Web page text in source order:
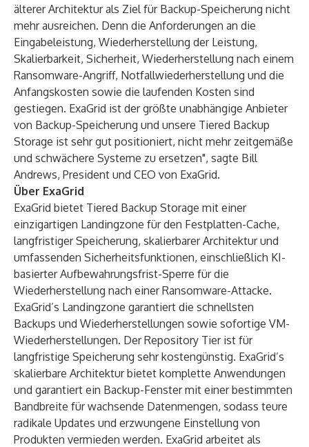
älterer Architektur als Ziel für Backup-Speicherung nicht
mehr ausreichen. Denn die Anforderungen an die
Eingabeleistung, Wiederherstellung der Leistung,
Skalierbarkeit, Sicherheit, Wiederherstellung nach einem
Ransomware-Angriff, Notfallwiederherstellung und die
Anfangskosten sowie die laufenden Kosten sind
gestiegen. ExaGrid ist der größte unabhängige Anbieter
von Backup-Speicherung und unsere Tiered Backup
Storage ist sehr gut positioniert, nicht mehr zeitgemäße
und schwächere Systeme zu ersetzen", sagte Bill
Andrews, President und CEO von ExaGrid.
Über ExaGrid
ExaGrid bietet Tiered Backup Storage mit einer
einzigartigen Landingzone für den Festplatten-Cache,
langfristiger Speicherung, skalierbarer Architektur und
umfassenden Sicherheitsfunktionen, einschließlich KI-
basierter Aufbewahrungsfrist-Sperre für die
Wiederherstellung nach einer Ransomware-Attacke.
ExaGrid’s Landingzone garantiert die schnellsten
Backups und Wiederherstellungen sowie sofortige VM-
Wiederherstellungen. Der Repository Tier ist für
langfristige Speicherung sehr kostengünstig. ExaGrid’s
skalierbare Architektur bietet komplette Anwendungen
und garantiert ein Backup-Fenster mit einer bestimmten
Bandbreite für wachsende Datenmengen, sodass teure
radikale Updates und erzwungene Einstellung von
Produkten vermieden werden. ExaGrid arbeitet als